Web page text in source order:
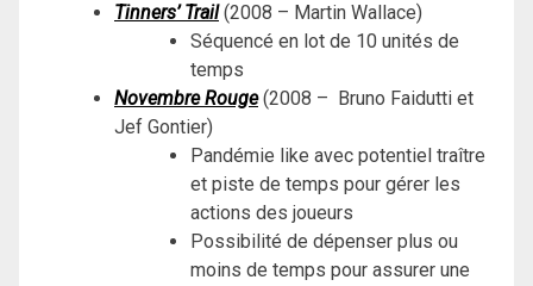
Tinners’ Trail (2008 – Martin Wallace)
Séquencé en lot de 10 unités de
temps
Novembre Rouge (2008 – Bruno Faidutti et
Jef Gontier)
Pandémie like avec potentiel traître
et piste de temps pour gérer les
actions des joueurs
Possibilité de dépenser plus ou
moins de temps pour assurer une